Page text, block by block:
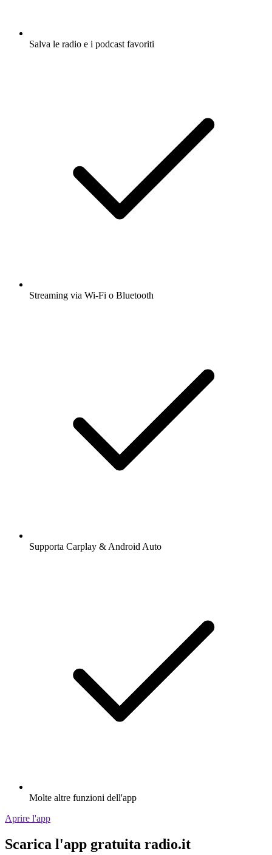
Salva le radio e i podcast favoriti
Streaming via Wi-Fi o Bluetooth
Supporta Carplay & Android Auto
Molte altre funzioni dell'app
Aprire l'app
Scarica l'app gratuita radio.it